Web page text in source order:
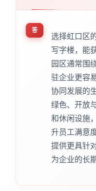
答
选择虹口区
写字楼，能
园区通常围
驻企业更容
协同发展的
绿色、开放
和休闲设施
升员工满意
提供更具针
为企业的长